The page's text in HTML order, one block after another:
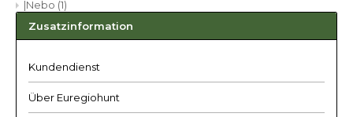
|Nebo (1)
Zusatzinformation
Kundendienst
Über Euregiohunt